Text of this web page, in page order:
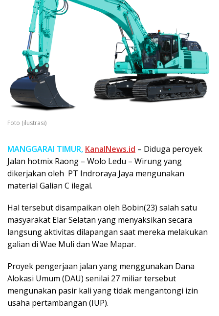
Foto (ilustrasi)
MANGGARAI TIMUR, KanalNews.id – Diduga peroyek
Jalan hotmix Raong – Wolo Ledu – Wirung yang
dikerjakan oleh PT Indroraya Jaya mengunakan
material Galian C ilegal.
Hal tersebut disampaikan oleh Bobin(23) salah satu
masyarakat Elar Selatan yang menyaksikan secara
langsung aktivitas dilapangan saat mereka melakukan
galian di Wae Muli dan Wae Mapar.
Proyek pengerjaan jalan yang menggunakan Dana
Alokasi Umum (DAU) senilai 27 miliar tersebut
mengunakan pasir kali yang tidak mengantongi izin
usaha pertambangan (IUP).